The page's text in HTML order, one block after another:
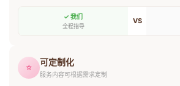
✓ 我们
全程指导
VS
⭐ 可定制化
服务内容可根据需求定制